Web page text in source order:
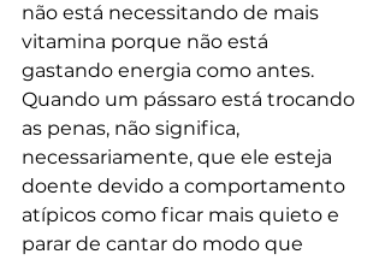
não está necessitando de mais
vitamina porque não está
gastando energia como antes.
Quando um pássaro está trocando
as penas, não significa,
necessariamente, que ele esteja
doente devido a comportamento
atípicos como ficar mais quieto e
parar de cantar do modo que